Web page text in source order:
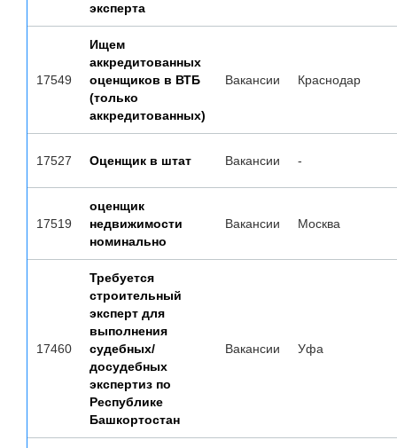
эксперта
17549
Ищем
аккредитованных
оценщиков в ВТБ
(только
аккредитованных)
Вакансии Краснодар
17527 Оценщик в штат Вакансии -
17519
оценщик
недвижимости
номинально
Вакансии Москва
17460
Требуется
строительный
эксперт для
выполнения
судебных/
досудебных
экспертиз по
Республике
Башкортостан
Вакансии Уфа